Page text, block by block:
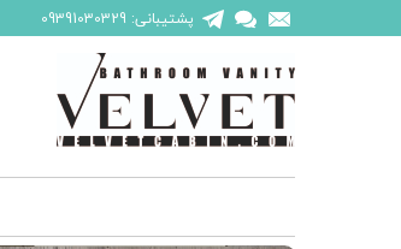
پشتیبانی: 09391030329